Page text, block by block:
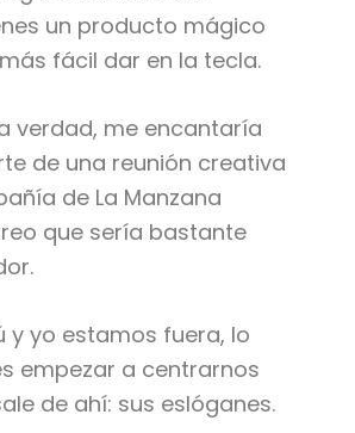
un producto mágico
fácil dar en la tecla.
verdad, me encantaría
de una reunión creativa
de La Manzana
que sería bastante
y yo estamos fuera, lo
empezar a centrarnos
de ahí: sus eslóganes.